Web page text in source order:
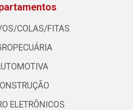
COLAS/FITAS
ELETRÔNICOS